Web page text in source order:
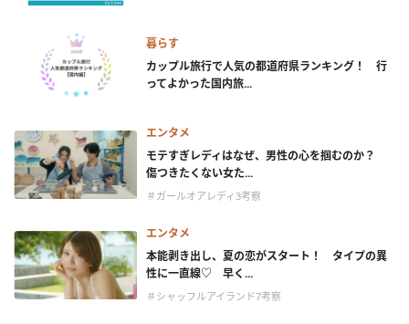
暮らす
カップル旅行で人気の都道府県ランキング！ 行
ってよかった国内旅...
エンタメ
モテすぎレディはなぜ、男性の心を掴むのか？
傷つきたくない女た...
＃ガールオアレディ3考察
エンタメ
本能剥き出し、夏の恋がスタート！ タイプの異
性に一直線♡ 早く...
＃シャッフルアイランド7考察